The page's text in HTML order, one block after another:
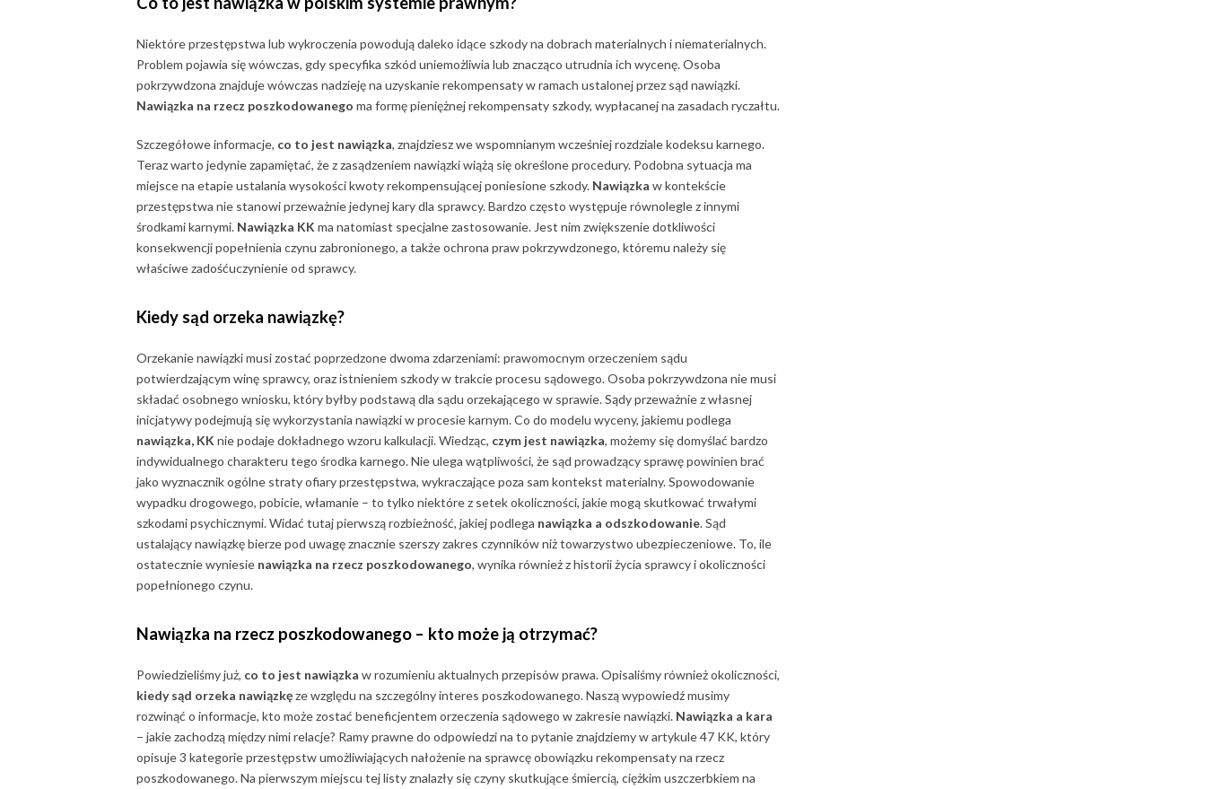
Niektóre przestępstwa lub wykroczenia powodują daleko idące szkody na dobrach materialnych i niematerialnych.
Problem pojawia się wówczas, gdy specyfika szkód uniemożliwia lub znacząco utrudnia ich wycenę. Osoba
pokrzywdzona znajduje wówczas nadzieję na uzyskanie rekompensaty w ramach ustalonej przez sąd nawiązki.
Nawiązka na rzecz poszkodowanego ma formę pieniężnej rekompensaty szkody, wypłacanej na zasadach ryczałtu.
Szczegółowe informacje, co to jest nawiązka, znajdziesz we wspomnianym wcześniej rozdziale kodeksu karnego.
Teraz warto jedynie zapamiętać, że z zasądzeniem nawiązki wiążą się określone procedury. Podobna sytuacja ma
miejsce na etapie ustalania wysokości kwoty rekompensującej poniesione szkody. Nawiązka w kontekście
przestępstwa nie stanowi przeważnie jedynej kary dla sprawcy. Bardzo często występuje równolegle z innymi
środkami karnymi. Nawiązka KK ma natomiast specjalne zastosowanie. Jest nim zwiększenie dotkliwości
konsekwencji popełnienia czynu zabronionego, a także ochrona praw pokrzywdzonego, któremu należy się
właściwe zadośćuczynienie od sprawcy.
Kiedy sąd orzeka nawiązkę?
Orzekanie nawiązki musi zostać poprzedzone dwoma zdarzeniami: prawomocnym orzeczeniem sądu
potwierdzającym winę sprawcy, oraz istnieniem szkody w trakcie procesu sądowego. Osoba pokrzywdzona nie musi
składać osobnego wniosku, który byłby podstawą dla sądu orzekającego w sprawie. Sądy przeważnie z własnej
inicjatywy podejmują się wykorzystania nawiązki w procesie karnym. Co do modelu wyceny, jakiemu podlega
nawiązka, KK nie podaje dokładnego wzoru kalkulacji. Wiedząc, czym jest nawiązka, możemy się domyślać bardzo
indywidualnego charakteru tego środka karnego. Nie ulega wątpliwości, że sąd prowadzący sprawę powinien brać
jako wyznacznik ogólne straty ofiary przestępstwa, wykraczające poza sam kontekst materialny. Spowodowanie
wypadku drogowego, pobicie, włamanie – to tylko niektóre z setek okoliczności, jakie mogą skutkować trwałymi
szkodami psychicznymi. Widać tutaj pierwszą rozbieżność, jakiej podlega nawiązka a odszkodowanie. Sąd
ustalający nawiązkę bierze pod uwagę znacznie szerszy zakres czynników niż towarzystwo ubezpieczeniowe. To, ile
ostatecznie wyniesie nawiązka na rzecz poszkodowanego, wynika również z historii życia sprawcy i okoliczności
popełnionego czynu.
Nawiązka na rzecz poszkodowanego – kto może ją otrzymać?
Powiedzieliśmy już, co to jest nawiązka w rozumieniu aktualnych przepisów prawa. Opisaliśmy również okoliczności,
kiedy sąd orzeka nawiązkęze względu na szczególny interes poszkodowanego. Naszą wypowiedź musimy
rozwinąć o informacje, kto może zostać beneficjentem orzeczenia sądowego w zakresie nawiązki. Nawiązka a kara
– jakie zachodzą między nimi relacje? Ramy prawne do odpowiedzi na to pytanie znajdziemy w artykule 47 KK, który
opisuje 3 kategorie przestępstw umożliwiających nałożenie na sprawcę obowiązku rekompensaty na rzecz
poszkodowanego. Na pierwszym miejscu tej listy znalazły się czyny skutkujące śmiercią, ciężkim uszczerbkiem na